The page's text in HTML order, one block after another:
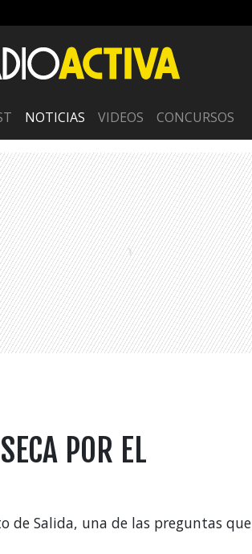
NOTICIAS VIDEOS CONCURSOS
POR EL
de Salida, una de las preguntas que